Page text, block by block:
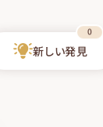
新しい発見
0